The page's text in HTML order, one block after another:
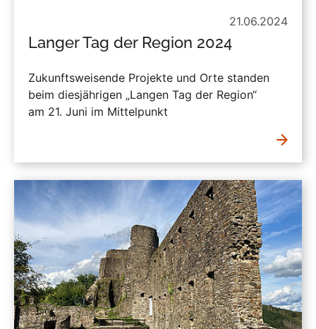
21.06.2024
Langer Tag der Region 2024
Zukunftsweisende Projekte und Orte standen
beim diesjährigen „Langen Tag der Region“
am 21. Juni im Mittelpunkt